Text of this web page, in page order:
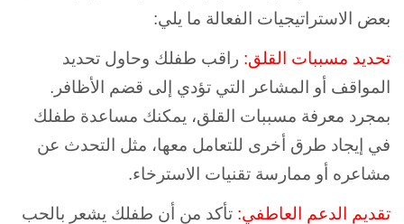
بعض الاستراتيجيات الفعالة ما يلي:
تحديد مسببات القلق: راقب طفلك وحاول تحديد
المواقف أو المشاعر التي تؤدي إلى قضم الأظافر.
بمجرد معرفة مسببات القلق، يمكنك مساعدة طفلك
في إيجاد طرق أخرى للتعامل معها، مثل التحدث عن
مشاعره أو ممارسة تقنيات الاسترخاء.
تقديم الدعم العاطفي: تأكد من أن طفلك يشعر بالحب